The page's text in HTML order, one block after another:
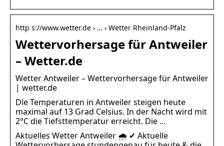
http s://www.wetter.de › … › Wetter Rheinland-Pfalz
Wettervorhersage für Antweiler
– Wetter.de
Wetter Antweiler – Wettervorhersage für Antweiler
| wetter.de
Die Temperaturen in Antweiler steigen heute
maximal auf 13 Grad Celsius. In der Nacht wird mit
2°C die Tiefsttemperatur erreicht. Die …
Aktuelles Wetter Antweiler 🌧️ ✔ Aktuelle